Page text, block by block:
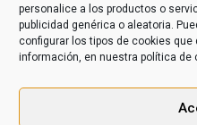
personalice a los productos o
publicidad genérica o aleatoria.
configurar los tipos de cookies que
información, en nuestra política de